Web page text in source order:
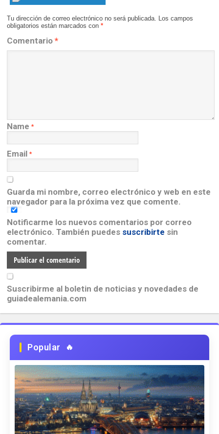
Tu dirección de correo electrónico no será publicada.
Los campos
obligatorios están marcados con *
Comentario *
Name *
Email *
Guarda mi nombre, correo electrónico y web en este
navegador para la próxima vez que comente.
Notificarme los nuevos comentarios por correo
electrónico. También puedes suscribirte sin
comentar.
Suscribirme al boletin de noticias y novedades de
guiadealemania.com
Popular